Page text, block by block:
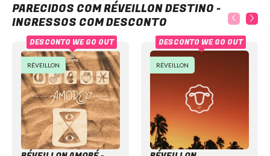
PARECIDOS COM RÉVEILLON DESTINO -
INGRESSOS COM DESCONTO
RÉVEILLON
DESCONTO WE GO OUT
RÉVEILLON
DESCONTO WE GO OUT